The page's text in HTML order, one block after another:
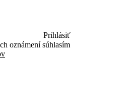
Prihlásiť
oznámení súhlasím